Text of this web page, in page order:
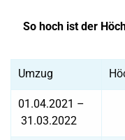
So hoch ist der
Umzug
01.04.2021 –
31.03.2022